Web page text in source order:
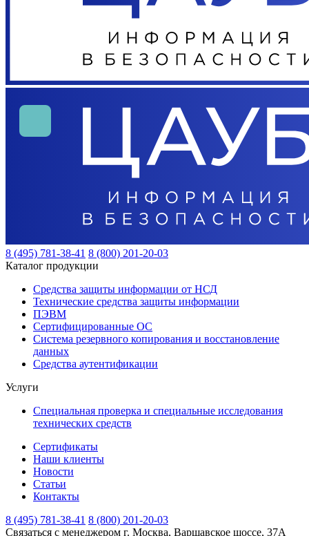
8 (495) 781-38-41 8 (800) 201-20-03
Каталог продукции
Средства защиты информации от НСД
Технические средства защиты информации
ПЭВМ
Сертифицированные ОС
Система резервного копирования и восстановление
данных
Средства аутентификации
Услуги
Специальная проверка и специальные исследования
технических средств
Сертификаты
Наши клиенты
Новости
Статьи
Контакты
8 (495) 781-38-41 8 (800) 201-20-03
Связаться с менеджером г. Москва, Варшавское шоссе, 37А